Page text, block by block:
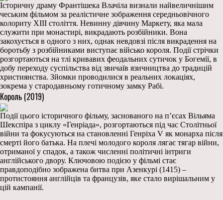
Історичну драму Франтішека Влачіла визнали найвеличнішим
чеським фільмом за реалістичне зображення середньовічного
колориту XIII століття. Невинну дівчину Маркету, яка мала
служити при монастирі, викрадають розбійники. Вона
закохується в одного з них, однак невдовзі після викрадення на
боротьбу з розбійниками виступає військо короля. Події стрічки
розгортаються на тлі кривавих феодальних сутичок у Богемії, в
добу переходу суспільства від звичаїв язичництва до традицій
християнства. Зйомки проводилися в реальних локаціях,
зокрема у стародавньому готичному замку Рабі.
Король (2019)
Події цього історичного фільму, заснованого на п’єсах Вільяма
Шекспіра з циклу «Генріада», розгортаються під час Столітньої
війни та фокусуються на становленні Генріха V як монарха після
смерті його батька. На плечі молодого короля лягає тягар війни,
отриманої у спадок, а також численні політичні інтриги
англійського двору. Ключовою подією у фільмі стає
правдоподібно зображена битва при Азенкурі (1415) –
протистояння англійців та французів, яке стало вирішальним у
цій кампанії.